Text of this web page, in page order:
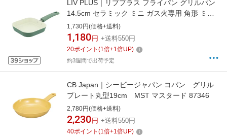
LIV PLUS｜リブプラス フライパン グリルパン
14.5cm セラミック ミニ ガス火専用 角形 ミニ
パン マットグリーン ND-2795
1,730円(価格+送料)
1,180 円 +送料550円
20ポイント (1倍+1倍UP)
約3週間で出荷予定
CB Japan｜シービージャパン コパン グリル
プレート丸型19cm MST マスタード 87346
2,780円(価格+送料)
2,230 円 +送料550円
40ポイント (1倍+1倍UP)